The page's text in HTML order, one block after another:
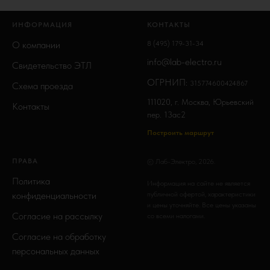
ИНФОРМАЦИЯ
О компании
Свидетельство ЭТЛ
Схема проезда
Контакты
КОНТАКТЫ
8 (495) 179-31-34
info@lab-electro.ru
ОГРНИП: 315774600424867
111020, г. Москва, Юрьевский
пер. 13ас2
Построить маршрут
ПРАВА
Политика
конфиденциальности
Согласие на рассылку
Согласие на обработку
персональных данных
© Лаб-Электро, 2026.
Информация на сайте не является
публичной офертой, характеристики
и цены уточняйте. Все цены указаны
со всеми налогами.